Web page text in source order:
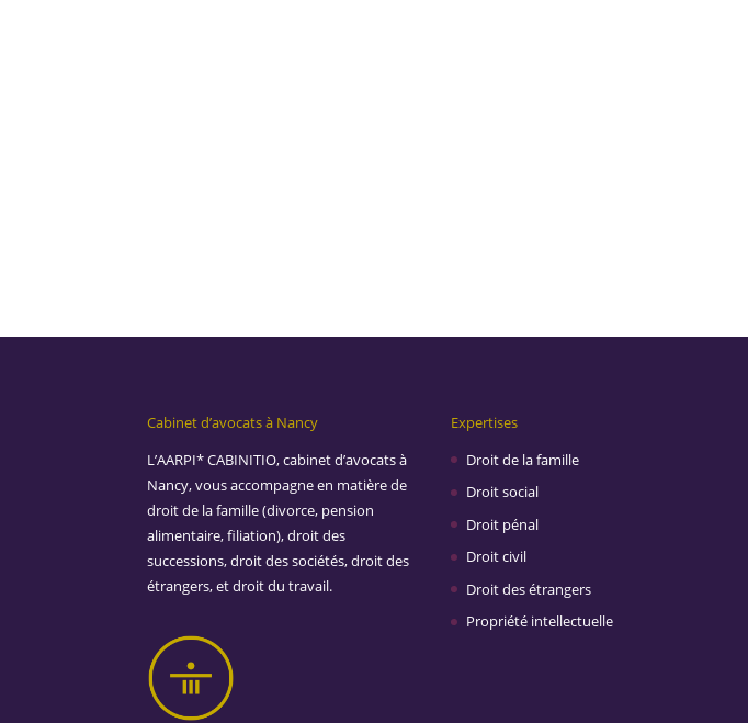
Cabinet d’avocats à Nancy
L’AARPI* CABINITIO, cabinet d’avocats à
Nancy, vous accompagne en matière de
droit de la famille (divorce, pension
alimentaire, filiation), droit des
successions, droit des sociétés, droit des
étrangers, et droit du travail.
Expertises
Droit de la famille
Droit social
Droit pénal
Droit civil
Droit des étrangers
Propriété intellectuelle